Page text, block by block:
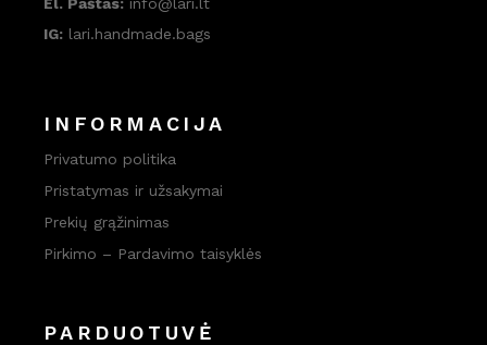
IG: lari.handmade.bags
INFORMACIJA
Privatumo politika
Pristatymas ir užsakymai
Prekių grąžinimas
Pirkimo – Pardavimo taisyklės
PARDUOTUVĖ